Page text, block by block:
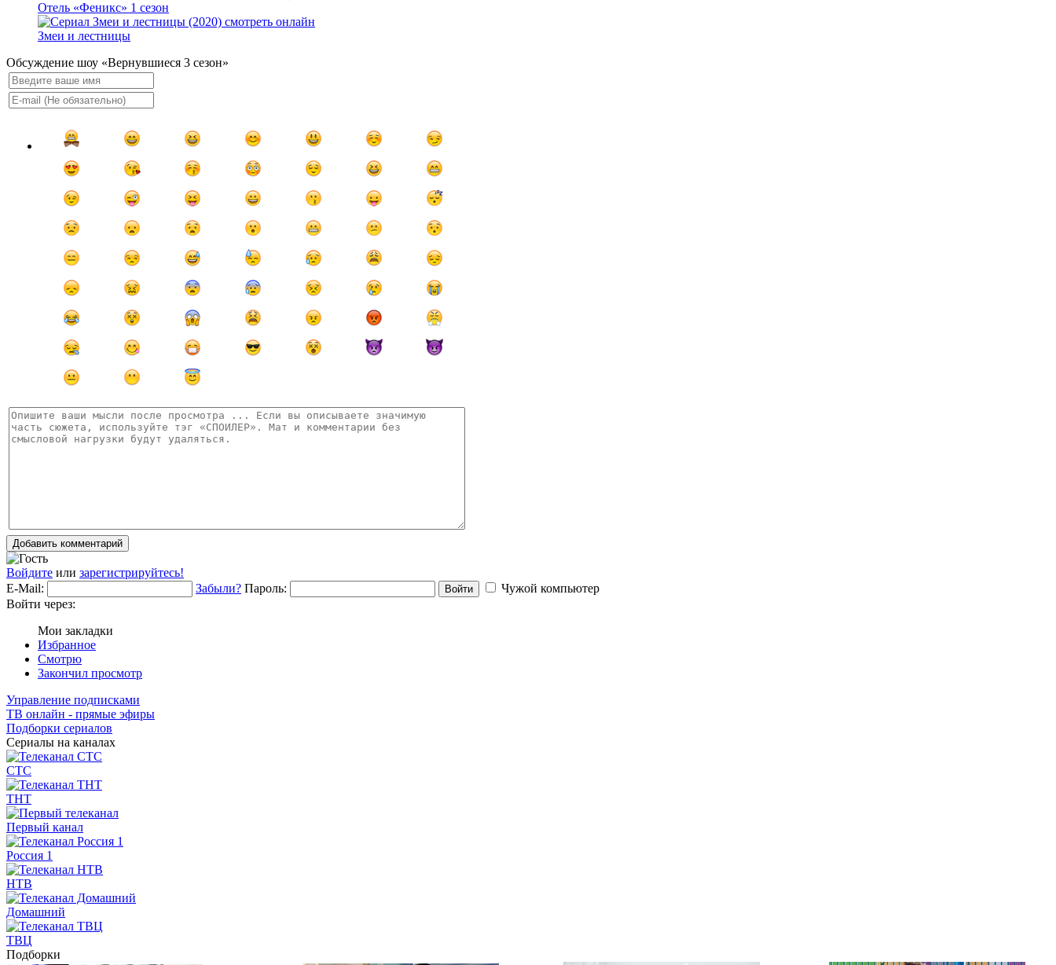
Отель «Феникс» 1 сезон
Змеи и лестницы
Обсуждение шоу «Вернувшиеся 3 сезон»
Добавить комментарий
Войдите или зарегистрируйтесь!
E-Mail:
Забыли? Пароль: Войти
Чужой компьютер
Войти через:
Мои закладки
Избранное
Смотрю
Закончил просмотр
Управление подписками
ТВ онлайн - прямые эфиры
Подборки сериалов
Сериалы на каналах
СТС
ТНТ
Первый канал
Россия 1
НТВ
Домашний
ТВЦ
Подборки